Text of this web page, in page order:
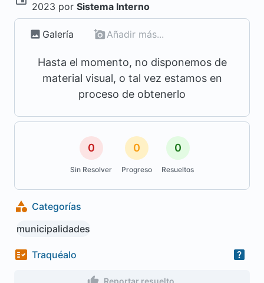
2023 por Sistema Interno
Galería Añadir más...
Hasta el momento, no disponemos de
material visual, o tal vez estamos en
proceso de obtenerlo
0
Sin Resolver
0
Progreso
0
Resueltos
Categorías
municipalidades
Traquéalo
Reportar resuelto